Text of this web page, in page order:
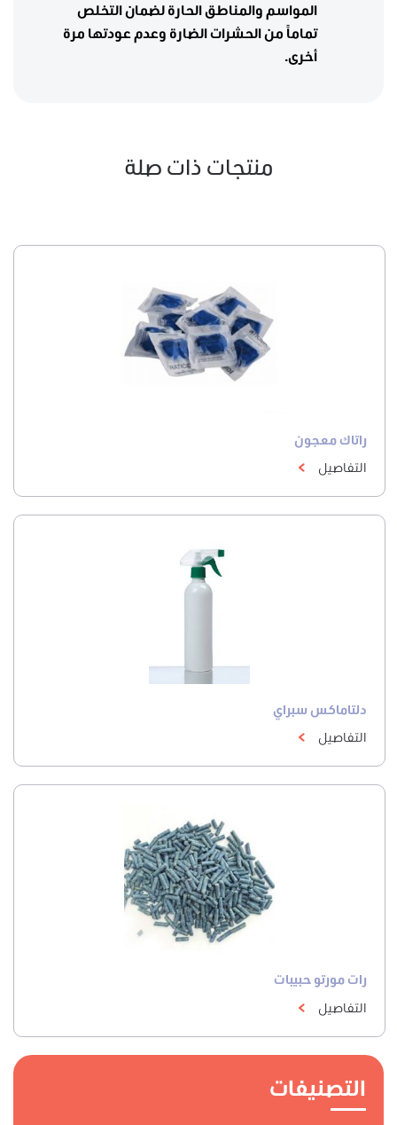
المواسم والمناطق الحارة لضمان التخلص
تماماً من الحشرات الضارة وعدم عودتها مرة
أخرى.
منتجات ذات صلة
راتاك معجون
التفاصيل
دلتاماكس سبراي
التفاصيل
رات مورتو حبيبات
التفاصيل
التصنيفات